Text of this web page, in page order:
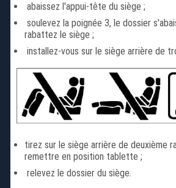
abaissez l'appui-tête du siège ;
soulevez la poignée 3, le dossier
rabattez le siège ;
installez-vous sur le siège arrière de
tirez sur le siège arrière de deuxième
remettre en position tablette ;
relevez le dossier du siège.